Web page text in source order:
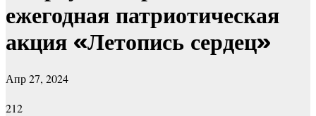
ежегодная патриотическая
акция «Летопись сердец»
Апр 27, 2024
212